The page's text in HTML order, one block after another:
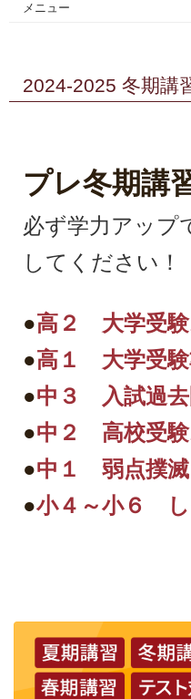
メニュー
2024-2025 冬期講
プレ冬期講
必ず学力アップ
してください！
●高２ 大学受験
●高１ 大学受験
●中３ 入試過
●中２ 高校受験
●中１ 弱点撲滅
●小４～小６ し